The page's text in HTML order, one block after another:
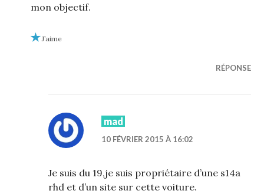
mon objectif.
J’aime
RÉPONSE
mad
10 FÉVRIER 2015 À 16:02
Je suis du 19,je suis propriétaire d’une s14a
rhd et d’un site sur cette voiture.